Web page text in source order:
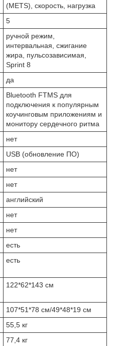
(METS), скорость, нагрузка
5
ручной режим,
интервальная, сжигание
жира, пульсозависимая,
Sprint 8
да
Bluetooth FTMS для
подключения к популярным
коучинговым приложениям и
монитору сердечного ритма
нет
USB (обновление ПО)
нет
нет
английский
нет
нет
есть
есть
122*62*143 см
107*51*78 см/49*48*19 см
55,5 кг
77,4 кг